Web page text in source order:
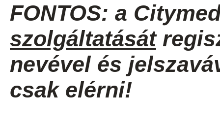
FONTOS: a
szolgáltatását
nevével és
csak elérni!